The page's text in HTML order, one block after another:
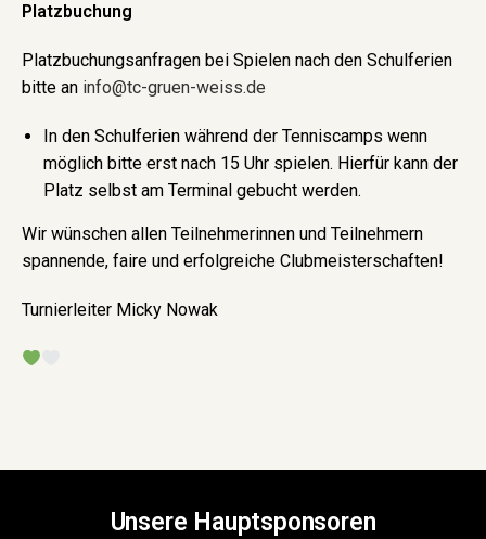
Platzbuchung
Platzbuchungsanfragen bei Spielen nach den Schulferien
bitte an info@tc-gruen-weiss.de
In den Schulferien während der Tenniscamps wenn
möglich bitte erst nach 15 Uhr spielen. Hierfür kann der
Platz selbst am Terminal gebucht werden.
Wir wünschen allen Teilnehmerinnen und Teilnehmern
spannende, faire und erfolgreiche Clubmeisterschaften!
Turnierleiter Micky Nowak
Unsere Hauptsponsoren